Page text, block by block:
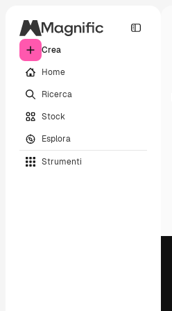
Crea
Home
Ricerca
Stock
Esplora
Strumenti